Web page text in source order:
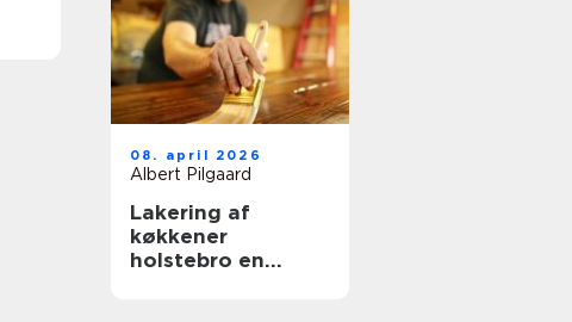
08. april 2026
Albert Pilgaard
Lakering af
køkkener
holstebro en